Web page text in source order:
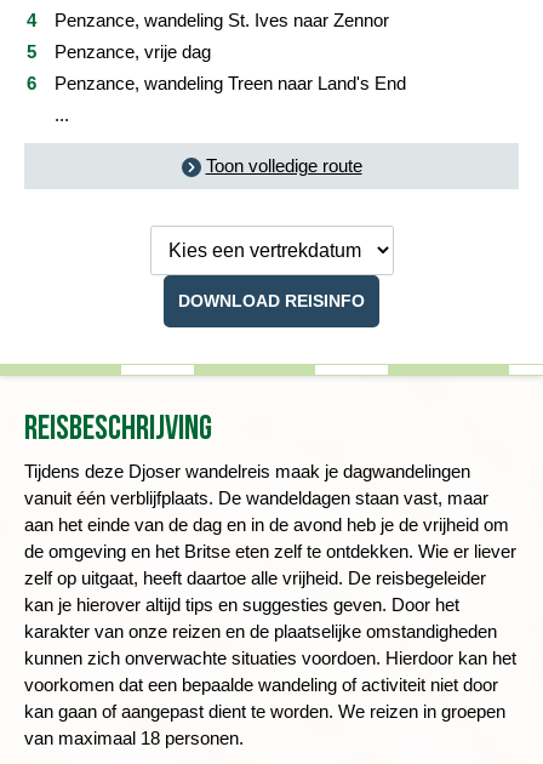
Foto's en video
Penzance, wandeling St. Ives naar Zennor
Penzance, vrije dag
Penzance, wandeling Treen naar Land's End
...
Toon volledige route
DOWNLOAD REISINFO
Reisbeschrijving
Tijdens deze Djoser wandelreis maak je dagwandelingen
vanuit één verblijfplaats. De wandeldagen staan vast, maar
aan het einde van de dag en in de avond heb je de vrijheid om
de omgeving en het Britse eten zelf te ontdekken. Wie er liever
zelf op uitgaat, heeft daartoe alle vrijheid. De reisbegeleider
kan je hierover altijd tips en suggesties geven. Door het
karakter van onze reizen en de plaatselijke omstandigheden
kunnen zich onverwachte situaties voordoen. Hierdoor kan het
voorkomen dat een bepaalde wandeling of activiteit niet door
kan gaan of aangepast dient te worden. We reizen in groepen
van maximaal 18 personen.